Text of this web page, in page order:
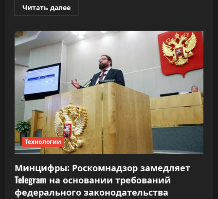
Читать далееПрочитать
больше
составил
подборку
техники,
позаботится
к
наступлению
Технологии
Минцифры: Роскомнадзор замедляет
Telegram на основании требований
федерального законодательства